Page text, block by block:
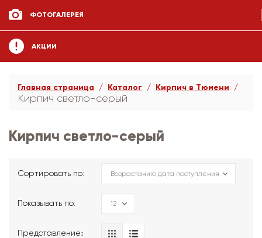
ФОТОГАЛЕРЕЯ
АКЦИИ
Главная страница Каталог Кирпич в Тюмени
Кирпич светло-серый
Кирпич светло-серый
Сортировать по:
Показывать по:
Представление։